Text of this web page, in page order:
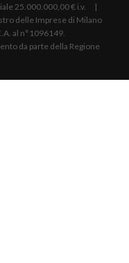
25.000.000,00 € i.v. |
delle Imprese di Milano
al n°1096149.
da parte della Regione